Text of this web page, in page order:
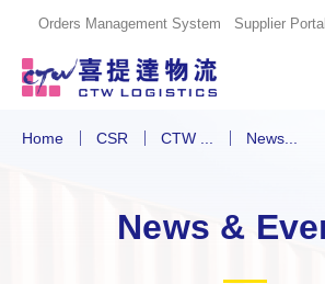
Orders Management System Supplier Portal
Home CSR CTW ... News...
News &